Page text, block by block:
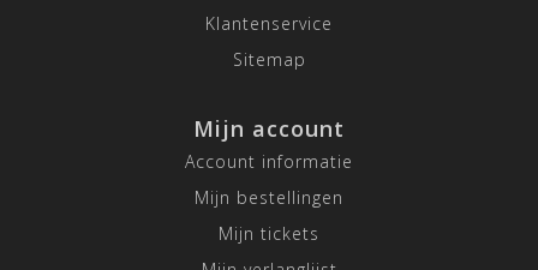
Klantenservice
Sitemap
Mijn account
Account informatie
Mijn bestellingen
Mijn tickets